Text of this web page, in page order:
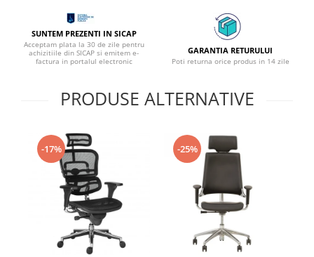
SUNTEM PREZENTI IN SICAP
Acceptam plata la 30 de zile pentru
achizitiile din SICAP si emitem e-
factura in portalul electronic
GARANTIA RETURULUI
Poti returna orice produs in 14 zile
PRODUSE ALTERNATIVE
-17% -25%